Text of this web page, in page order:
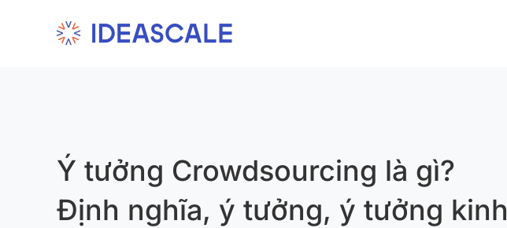
Ý tưởng Crowdsourcing là gì?
Định nghĩa, ý tưởng, ý tưởng kinh